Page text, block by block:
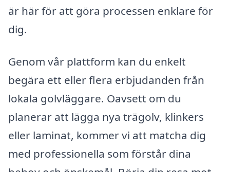
är här för att göra processen enklare för
dig.
Genom vår plattform kan du enkelt
begära ett eller flera erbjudanden från
lokala golvläggare. Oavsett om du
planerar att lägga nya trägolv, klinkers
eller laminat, kommer vi att matcha dig
med professionella som förstår dina